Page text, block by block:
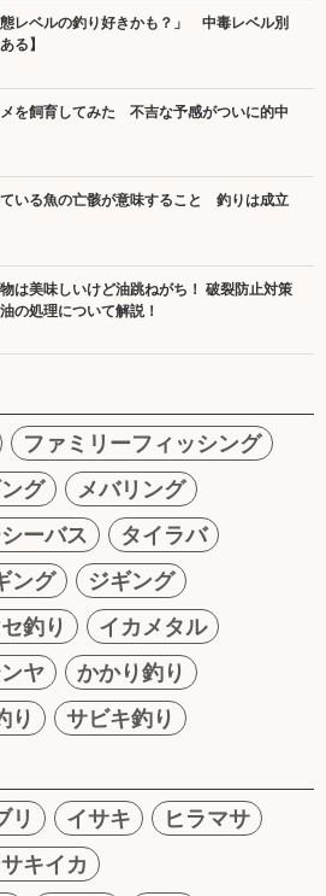
態レベルの釣り好きかも？」 中毒レベル別
る】
を飼育してみた 不吉な予感がついに的中
いる魚の亡骸が意味すること 釣りは成立
は美味しいけど油跳ねがち！ 破裂防止対策
の処理について解説！
ファミリーフィッシング
グ
メバリング
ーバス
タイラバ
ング
ジギング
釣り
イカメタル
ヤ
かかり釣り
り
サビキ釣り
リ イサキ
ヒラマサ
キイカ